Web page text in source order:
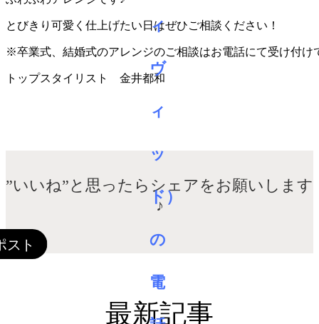
とびきり可愛く仕上げたい日はぜひご相談ください！
※卒業式、結婚式のアレンジのご相談はお電話にて受け付け
トップスタイリスト 金井都和
”いいね”と思ったらシェアをお願いします
♪
最新記事